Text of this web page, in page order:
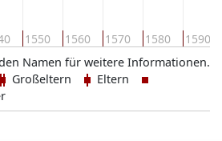
1550 1560 1570 1580 1590
Namen für weitere Informationen.
Großeltern
Eltern